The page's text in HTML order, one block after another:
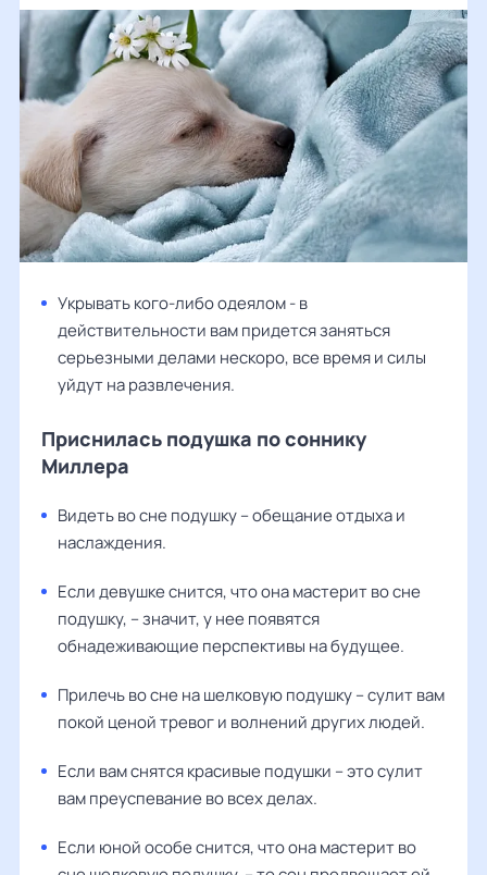
Укрывать кого-либо одеялом - в
действительности вам придется заняться
серьезными делами нескоро, все время и силы
уйдут на развлечения.
Приснилась подушка по соннику
Миллера
Видеть во сне подушку – обещание отдыха и
наслаждения.
Если девушке снится, что она мастерит во сне
подушку, – значит, у нее появятся
обнадеживающие перспективы на будущее.
Прилечь во сне на шелковую подушку – сулит вам
покой ценой тревог и волнений других людей.
Если вам снятся красивые подушки – это сулит
вам преуспевание во всех делах.
Если юной особе снится, что она мастерит во